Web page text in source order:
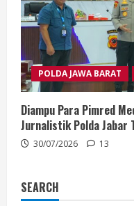
POLDA JAWA BARAT
Diampu Para Pimred
Jurnalistik Polda Jabar
30/07/2026 13
SEARCH